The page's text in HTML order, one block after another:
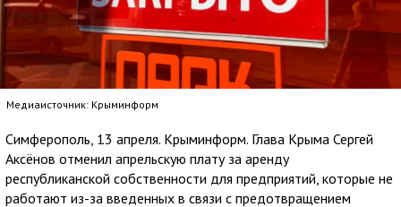
Медиаисточник: Крыминформ
Симферополь, 13 апреля. Крыминформ. Глава Крыма Сергей
Аксёнов отменил апрельскую плату за аренду
республиканской собственности для предприятий, которые не
работают из-за введенных в связи с предотвращением